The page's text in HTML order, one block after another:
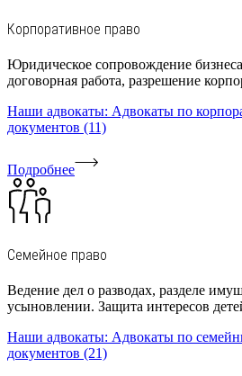
Корпоративное право
Юридическое сопровождение
договорная работа, разрешение
Наши адвокаты: Адвокаты по
документов (11)
Подробнее
Семейное право
Ведение дел о разводах, разделе
усыновлении. Защита интересов
Наши адвокаты: Адвокаты по
документов (21)